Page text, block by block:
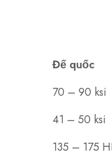
Đế quốc
70 – 90 ksi
41 – 50 ksi
135 – 175